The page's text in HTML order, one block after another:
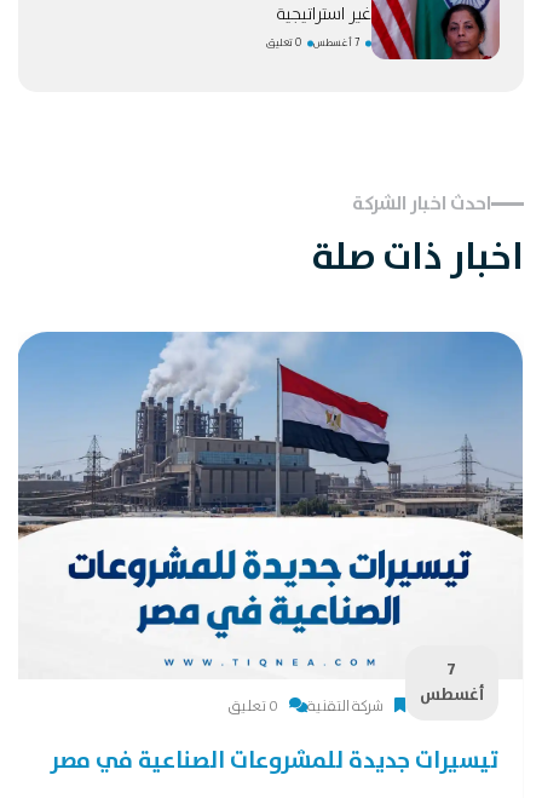
غير استراتيجية
7 أغسطس 0 تعليق
احدث اخبار الشركة
اخبار ذات صلة
7
أغسطس
شركة التقنية 0 تعليق
تيسيرات جديدة للمشروعات الصناعية في مصر